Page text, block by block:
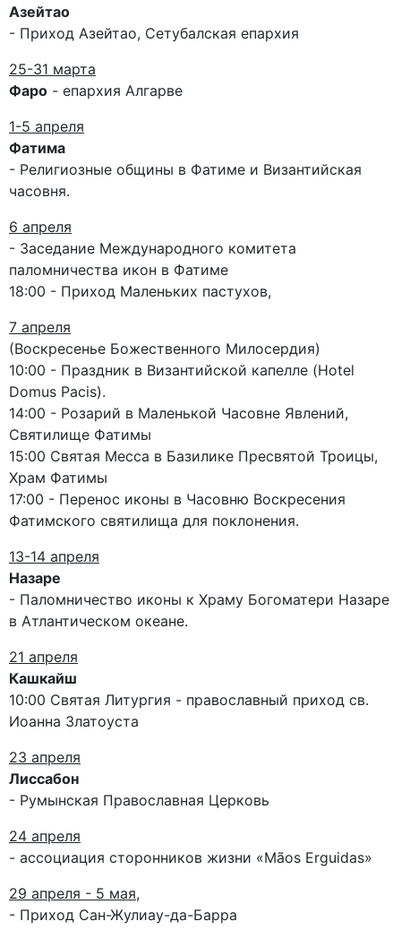
Азейтао
- Приход Азейтао, Сетубалская епархия
25-31 марта
Фаро - епархия Алгарве
1-5 апреля
Фатима
- Религиозные общины в Фатиме и Византийская
часовня.
6 апреля
- Заседание Международного комитета
паломничества икон в Фатиме
18:00 - Приход Маленьких пастухов,
7 апреля
(Воскресенье Божественного Милосердия)
10:00 - Праздник в Византийской капелле (Hotel
Domus Pacis).
14:00 - Розарий в Маленькой Часовне Явлений,
Святилище Фатимы
15:00 Святая Месса в Базилике Пресвятой Троицы,
Храм Фатимы
17:00 - Перенос иконы в Часовню Воскресения
Фатимского святилища для поклонения.
13-14 апреля
Назаре
- Паломничество иконы к Храму Богоматери Назаре
в Атлантическом океане.
21 апреля
Кашкайш
10:00 Святая Литургия - православный приход св.
Иоанна Златоуста
23 апреля
Лиссабон
- Румынская Православная Церковь
24 апреля
- ассоциация сторонников жизни «Mãos Erguidas»
29 апреля - 5 мая,
- Приход Сан-Жулиау-да-Барра